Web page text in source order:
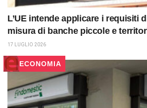
L’UE intende applicare i requisiti
misura di banche piccole e
17 LUGLIO 2026
ECONOMIA